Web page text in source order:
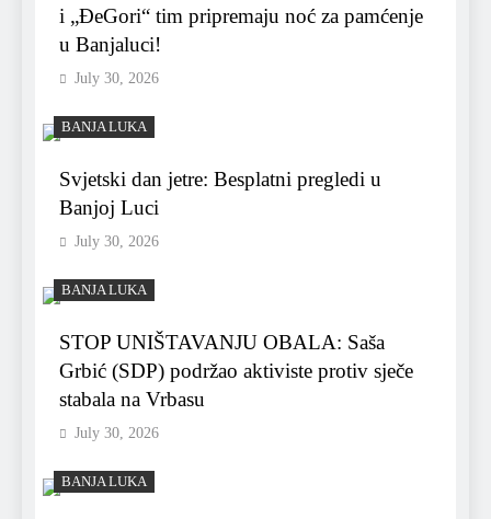
i „ĐeGori“ tim pripremaju noć za pamćenje
u Banjaluci!
July 30, 2026
BANJA LUKA
Svjetski dan jetre: Besplatni pregledi u
Banjoj Luci
July 30, 2026
BANJA LUKA
STOP UNIŠTAVANJU OBALA: Saša
Grbić (SDP) podržao aktiviste protiv sječe
stabala na Vrbasu
July 30, 2026
BANJA LUKA